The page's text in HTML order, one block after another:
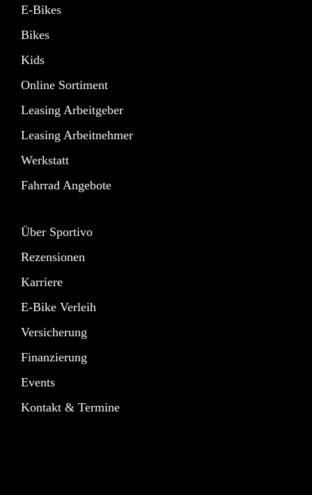
E-Bikes
Bikes
Kids
Online Sortiment
Leasing Arbeitgeber
Leasing Arbeitnehmer
Werkstatt
Fahrrad Angebote
Über Sportivo
Rezensionen
Karriere
E-Bike Verleih
Versicherung
Finanzierung
Events
Kontakt & Termine